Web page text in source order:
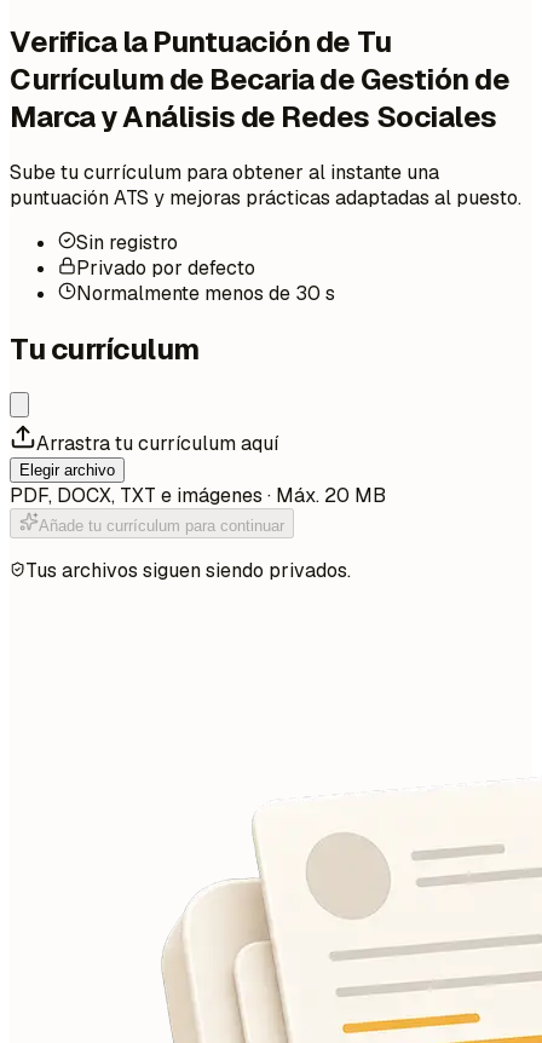
Verifica la Puntuación de Tu
Currículum de Becaria de Gestión de
Marca y Análisis de Redes Sociales
Sube tu currículum para obtener al instante una
puntuación ATS y mejoras prácticas adaptadas al puesto.
Sin registro
Privado por defecto
Normalmente menos de 30 s
Tu currículum
Arrastra tu currículum aquí
Elegir archivo
PDF, DOCX, TXT e imágenes · Máx. 20 MB
Añade tu currículum para continuar
Tus archivos siguen siendo privados.